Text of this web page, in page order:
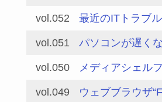
vol.052 最近のITトラブ
vol.051 パソコンが遅く
vol.050 メディアシェル
vol.049 ウェブブラウザ